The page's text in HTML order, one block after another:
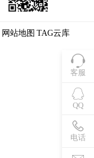
客服
QQ
电话
网站地图 TAG云库